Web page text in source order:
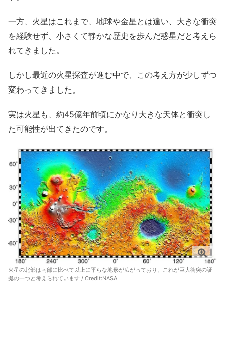
一方、火星はこれまで、地球や金星とは違い、大きな衝突
を経験せず、小さくて静かな歴史を歩んだ惑星だと考えら
れてきました。
しかし最近の火星探査が進む中で、この考え方が少しずつ
変わってきました。
実は火星も、約45億年前頃にかなり大きな天体と衝突し
た可能性が出てきたのです。
火星の北部は南部に比べて以上に平らな地形が広がっており、これが巨大衝突の証
拠の一つと考えられています / Credit:NASA